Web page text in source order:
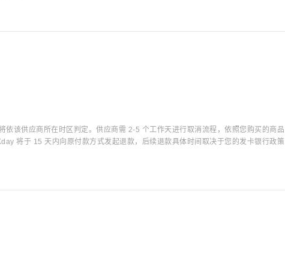
依该供应商所在时区判定。供应商需 2-5 个工作天进行取消流程，依照您购买的商品
将于 15 天内向原付款方式发起退款，后续退款具体时间取决于您的发卡银行政策